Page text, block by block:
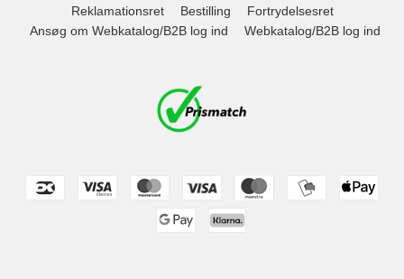
Reklamationsret
Bestilling
Fortrydelsesret
Ansøg om Webkatalog/B2B log ind
Webkatalog/B2B log ind